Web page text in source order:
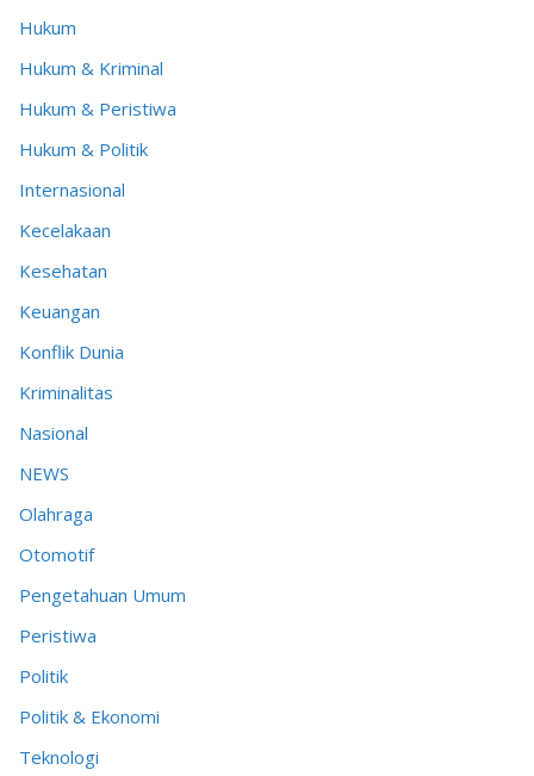
Hukum
Hukum & Kriminal
Hukum & Peristiwa
Hukum & Politik
Internasional
Kecelakaan
Kesehatan
Keuangan
Konflik Dunia
Kriminalitas
Nasional
NEWS
Olahraga
Otomotif
Pengetahuan Umum
Peristiwa
Politik
Politik & Ekonomi
Teknologi